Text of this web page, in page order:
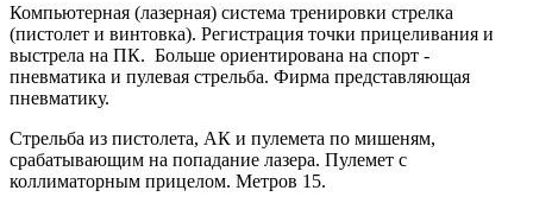
Компьютерная (лазерная) система тренировки стрелка
(пистолет и винтовка). Регистрация точки прицеливания и
выстрела на ПК. Больше ориентирована на спорт -
пневматика и пулевая стрельба. Фирма представляющая
пневматику.
Стрельба из пистолета, АК и пулемета по мишеням,
срабатывающим на попадание лазера. Пулемет с
коллиматорным прицелом. Метров 15.